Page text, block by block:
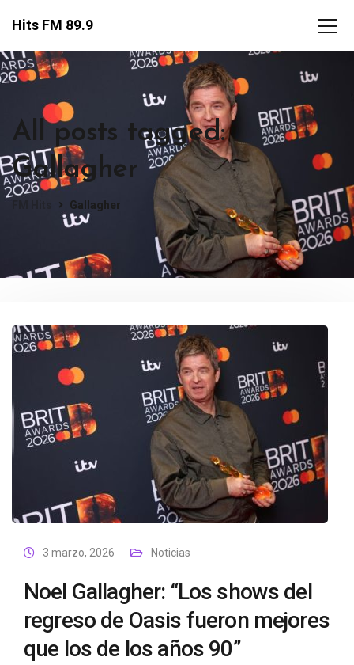
Hits FM 89.9
All posts tagged:
Gallagher
Gallagher
3 marzo, 2026 Noticias
Noel Gallagher: “Los shows del
regreso de Oasis fueron mejores
que los de los años 90”